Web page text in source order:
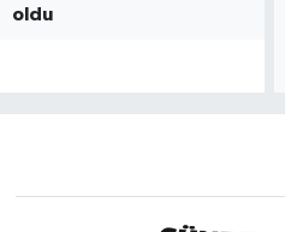
oldu